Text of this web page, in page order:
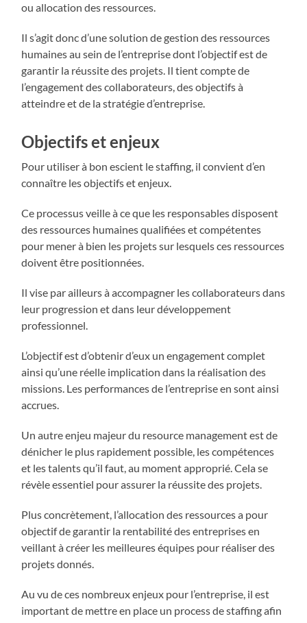
ou allocation des ressources.
Il s’agit donc d’une solution de gestion des ressources
humaines au sein de l’entreprise dont l’objectif est de
garantir la réussite des projets. Il tient compte de
l’engagement des collaborateurs, des objectifs à
atteindre et de la stratégie d’entreprise.
Objectifs et enjeux
Pour utiliser à bon escient le staffing, il convient d’en
connaître les objectifs et enjeux.
Ce processus veille à ce que les responsables disposent
des ressources humaines qualifiées et compétentes
pour mener à bien les projets sur lesquels ces ressources
doivent être positionnées.
Il vise par ailleurs à accompagner les collaborateurs dans
leur progression et dans leur développement
professionnel.
L’objectif est d’obtenir d’eux un engagement complet
ainsi qu’une réelle implication dans la réalisation des
missions. Les performances de l’entreprise en sont ainsi
accrues.
Un autre enjeu majeur du resource management est de
dénicher le plus rapidement possible, les compétences
et les talents qu’il faut, au moment approprié. Cela se
révèle essentiel pour assurer la réussite des projets.
Plus concrètement, l’allocation des ressources a pour
objectif de garantir la rentabilité des entreprises en
veillant à créer les meilleures équipes pour réaliser des
projets donnés.
Au vu de ces nombreux enjeux pour l’entreprise, il est
important de mettre en place un process de staffing afin